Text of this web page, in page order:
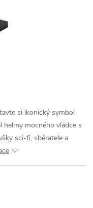
si ikonický symbol
helmy mocného vládce s
sci-fi, sběratele a